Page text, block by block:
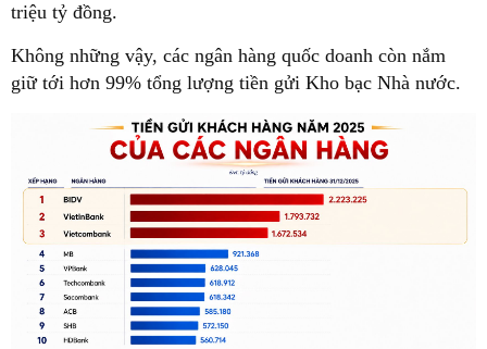
triệu tỷ đồng.
Không những vậy, các ngân hàng quốc doanh còn nắm
giữ tới hơn 99% tổng lượng tiền gửi Kho bạc Nhà nước.